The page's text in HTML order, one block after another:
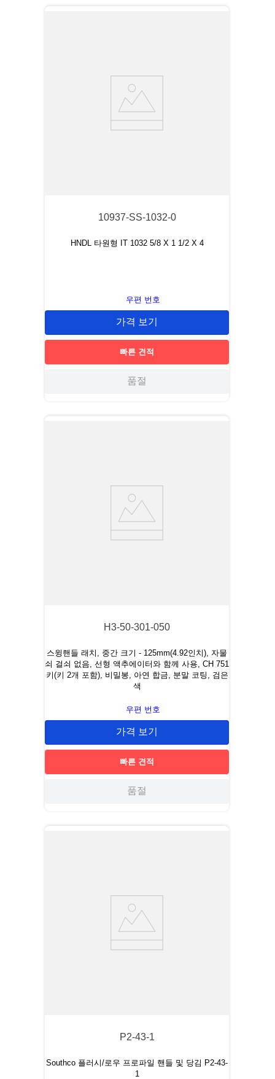
10937-SS-1032-0
HNDL 타원형 IT 1032 5/8 X 1 1/2 X 4
우편 번호
가격 보기
빠른 견적
품절
H3-50-301-050
스윙핸들 래치, 중간 크기 - 125mm(4.92인치), 자물
쇠 걸쇠 없음, 선형 액추에이터와 함께 사용, CH 751
키(키 2개 포함), 비밀봉, 아연 합금, 분말 코팅, 검은
색
우편 번호
가격 보기
빠른 견적
품절
P2-43-1
Southco 플러시/로우 프로파일 핸들 및 당김 P2-43-
1